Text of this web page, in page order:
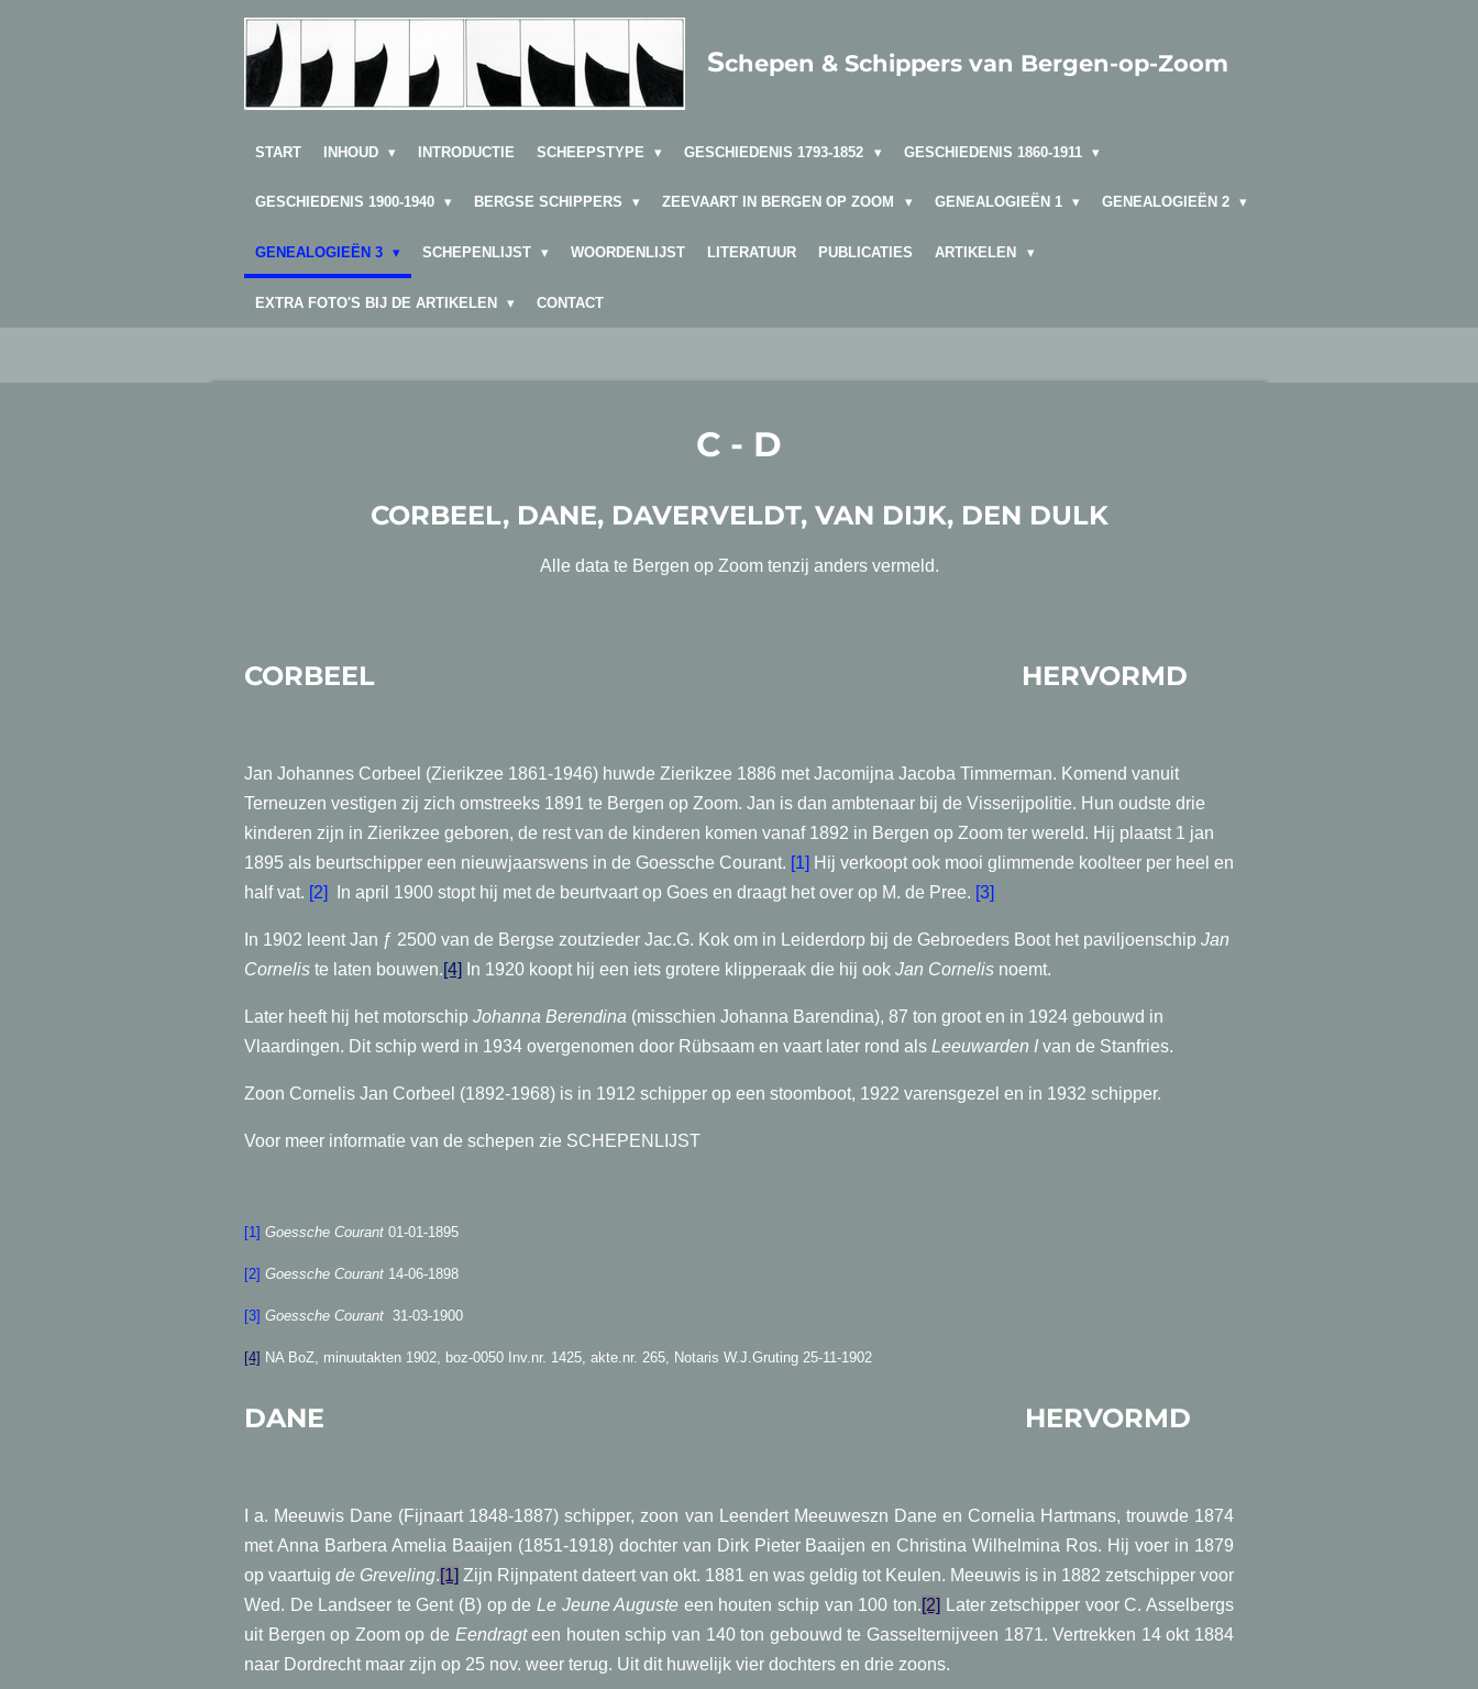
Schepen & Schippers van Bergen-op-Zoom
START INHOUD INTRODUCTIE SCHEEPSTYPE GESCHIEDENIS 1793-1852 GESCHIEDENIS 1860-1911
GESCHIEDENIS 1900-1940 BERGSE SCHIPPERS ZEEVAART IN BERGEN OP ZOOM GENEALOGIEËN 1 GENEALOGIEËN 2
GENEALOGIEËN 3 SCHEPENLIJST WOORDENLIJST LITERATUUR PUBLICATIES ARTIKELEN
EXTRA FOTO'S BIJ DE ARTIKELEN CONTACT
C - D
CORBEEL, DANE, DAVERVELDT, VAN DIJK, DEN DULK
Alle data te Bergen op Zoom tenzij anders vermeld.
CORBEEL HERVORMD
Jan Johannes Corbeel (Zierikzee 1861-1946) huwde Zierikzee 1886 met Jacomijna Jacoba Timmerman. Komend vanuit
Terneuzen vestigen zij zich omstreeks 1891 te Bergen op Zoom. Jan is dan ambtenaar bij de Visserijpolitie. Hun oudste drie
kinderen zijn in Zierikzee geboren, de rest van de kinderen komen vanaf 1892 in Bergen op Zoom ter wereld. Hij plaatst 1 jan
1895 als beurtschipper een nieuwjaarswens in de Goessche Courant. [1] Hij verkoopt ook mooi glimmende koolteer per heel en
half vat. [2] In april 1900 stopt hij met de beurtvaart op Goes en draagt het over op M. de Pree. [3]
In 1902 leent Jan ƒ 2500 van de Bergse zoutzieder Jac.G. Kok om in Leiderdorp bij de Gebroeders Boot het paviljoenschip Jan
Cornelis te laten bouwen.[4] In 1920 koopt hij een iets grotere klipperaak die hij ook Jan Cornelis noemt.
Later heeft hij het motorschip Johanna Berendina (misschien Johanna Barendina), 87 ton groot en in 1924 gebouwd in
Vlaardingen. Dit schip werd in 1934 overgenomen door Rübsaam en vaart later rond als Leeuwarden I van de Stanfries.
Zoon Cornelis Jan Corbeel (1892-1968) is in 1912 schipper op een stoomboot, 1922 varensgezel en in 1932 schipper.
Voor meer informatie van de schepen zie SCHEPENLIJST
[1] Goessche Courant 01-01-1895
[2] Goessche Courant 14-06-1898
[3] Goessche Courant 31-03-1900
[4] NA BoZ, minuutakten 1902, boz-0050 Inv.nr. 1425, akte.nr. 265, Notaris W.J.Gruting 25-11-1902
DANE HERVORMD
I a. Meeuwis Dane (Fijnaart 1848-1887) schipper, zoon van Leendert Meeuweszn Dane en Cornelia Hartmans, trouwde 1874
met Anna Barbera Amelia Baaijen (1851-1918) dochter van Dirk Pieter Baaijen en Christina Wilhelmina Ros. Hij voer in 1879
op vaartuig de Greveling.[1] Zijn Rijnpatent dateert van okt. 1881 en was geldig tot Keulen. Meeuwis is in 1882 zetschipper voor
Wed. De Landseer te Gent (B) op de Le Jeune Auguste een houten schip van 100 ton.[2] Later zetschipper voor C. Asselbergs
uit Bergen op Zoom op de Eendragteen houten schip van 140 ton gebouwd te Gasselternijveen 1871. Vertrekken 14 okt 1884
naar Dordrecht maar zijn op 25 nov. weer terug. Uit dit huwelijk vier dochters en drie zoons.